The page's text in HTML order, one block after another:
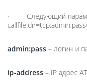
· Следующий
admin:pass – логин и
ip-address – IP адрес